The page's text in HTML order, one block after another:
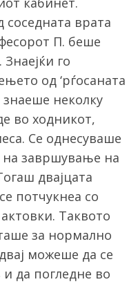
врата
П. беше
го
од ‘рѓосаната
неколку
во ходникот,
Се однесуваше
на завршување на
двајцата
потчукнеа со
Таквото
за нормално
можеше да се
да погледне во